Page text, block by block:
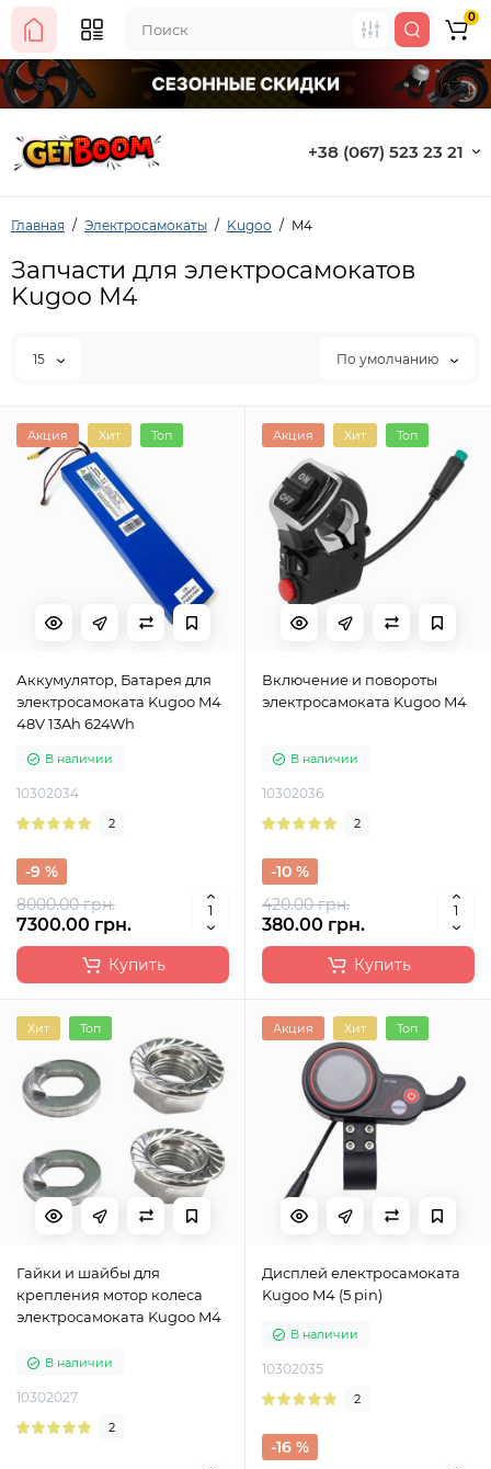
+38 (067) 523 23 21
0
Главная Электросамокаты Kugoo M4
Запчасти для электросамокатов
Kugoo M4
15 По умолчанию
Акция Хит Топ
Аккумулятор, Батарея для
электросамоката Kugoo M4
48V 13Ah 624Wh
В наличии
10302034
2
8000.00 грн.
-9 %
7300.00 грн.
Купить
Акция Хит Топ
Включение и повороты
электросамоката Kugoo M4
В наличии
10302036
2
420.00 грн.
-10 %
380.00 грн.
Купить
Хит Топ
Гайки и шайбы для
крепления мотор колеса
электросамоката Kugoo M4
В наличии
10302027
2
Акция Хит Топ
Дисплей електросамоката
Kugoo M4 (5 pin)
В наличии
10302035
2
-16 %